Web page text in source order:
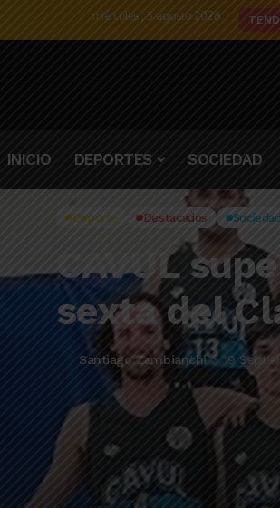
miércoles , 5 agosto 2026
INICIO DEPORTES SOCIEDAD
Deporte Destacados Sociedad
CAVUL
sexta del
Santiago Zambianchi 19